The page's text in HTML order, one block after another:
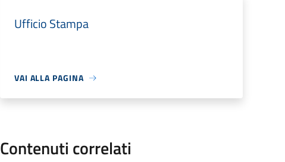
Ufficio Stampa
VAI ALLA PAGINA
Contenuti correlati